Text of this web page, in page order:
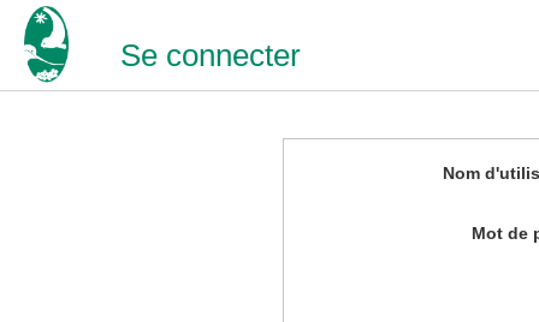
Se connecter
Nom
Mot de